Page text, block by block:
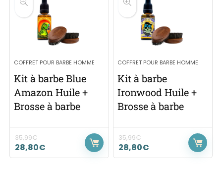
COFFRET POUR BARBE HOMME
Kit à barbe Blue
Amazon Huile +
Brosse à barbe
35,99€
28,80€
COFFRET POUR BARBE HOMME
Kit à barbe
Ironwood Huile +
Brosse à barbe
35,99€
28,80€